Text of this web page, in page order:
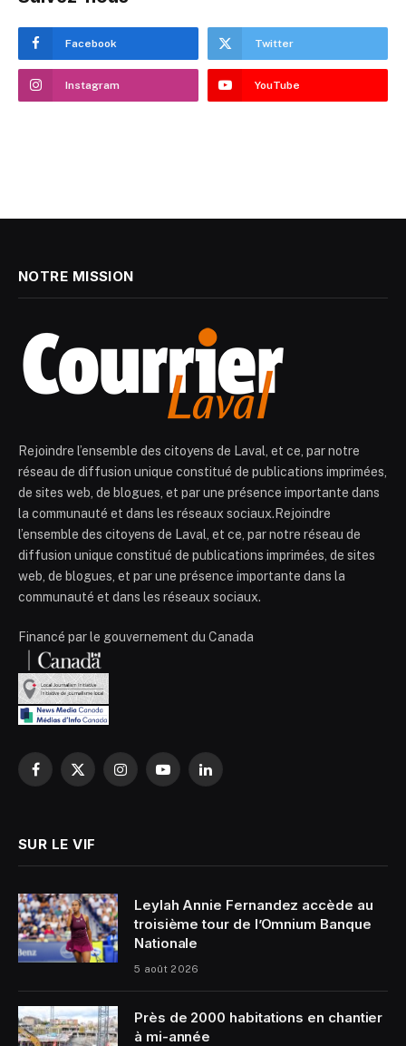
Facebook Twitter
Instagram YouTube
NOTRE MISSION
Rejoindre l’ensemble des citoyens de Laval, et ce, par notre
réseau de diffusion unique constitué de publications imprimées,
de sites web, de blogues, et par une présence importante dans
la communauté et dans les réseaux sociaux.Rejoindre
l’ensemble des citoyens de Laval, et ce, par notre réseau de
diffusion unique constitué de publications imprimées, de sites
web, de blogues, et par une présence importante dans la
communauté et dans les réseaux sociaux.
Financé par le gouvernement du Canada
Facebook
X
InstagramYouTubeLinkedIn
SUR LE VIF
Leylah Annie Fernandez accède au
troisième tour de l’Omnium Banque
Nationale
5 août 2026
Près de 2000 habitations en chantier
à mi-année